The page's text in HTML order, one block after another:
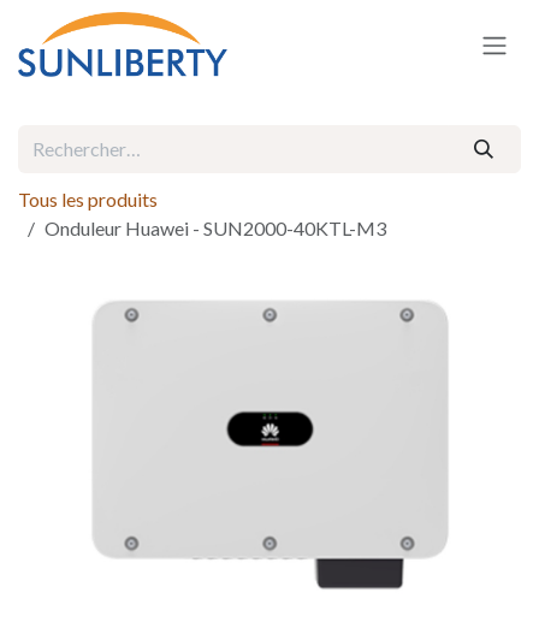
Se rendre au contenu
Tous les produits
Onduleur Huawei - SUN2000-40KTL-M3